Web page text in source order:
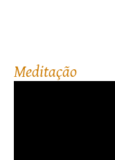
meditação